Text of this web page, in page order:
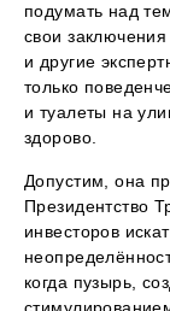
подумать над
свои
и другие
только
и туалеты на
здорово.
Допустим, она
Президентство
инвесторов
когда пузырь,